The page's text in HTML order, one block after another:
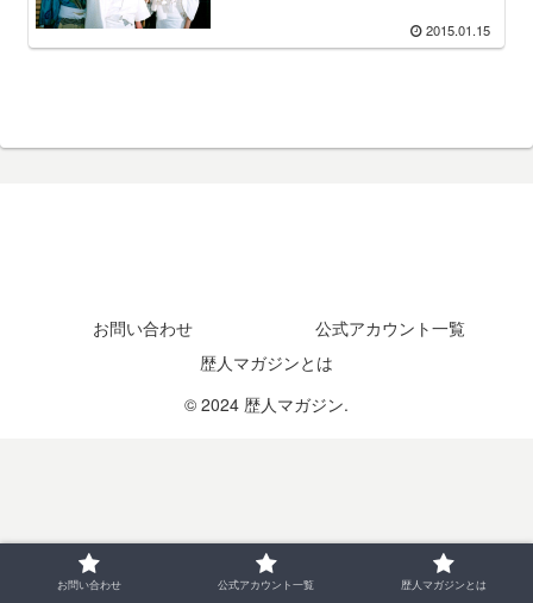
2015.01.15
お問い合わせ
公式アカウント一覧
歴人マガジンとは
© 2024 歴人マガジン.
お問い合わせ 公式アカウント一覧 歴人マガジンとは